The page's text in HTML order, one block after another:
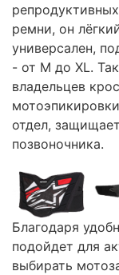
ремни, он
универсален,
- от М до ХL.
владельцев
отдел,
позвоночника.
Благодаря
подойдет для
выбирать